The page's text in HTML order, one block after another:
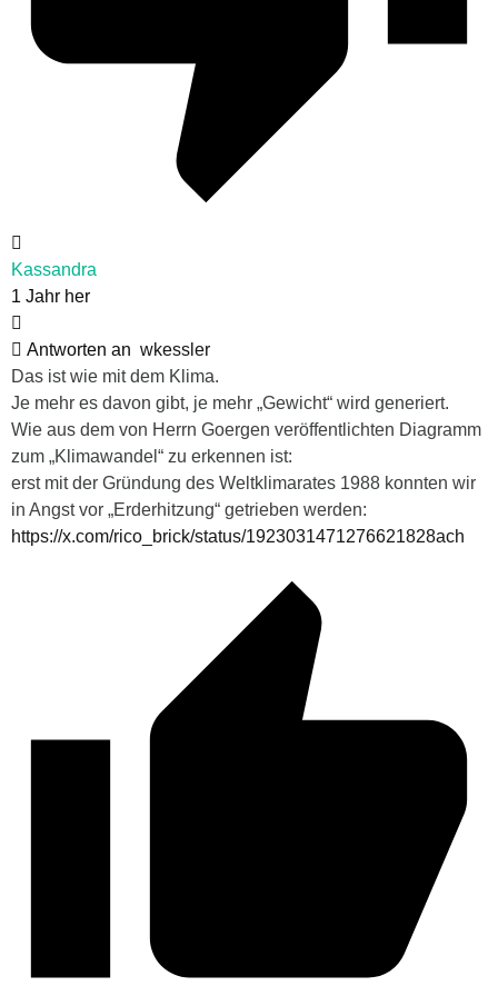
Kassandra
1 Jahr her
Antworten an wkessler
Das ist wie mit dem Klima.
Je mehr es davon gibt, je mehr „Gewicht“ wird generiert.
Wie aus dem von Herrn Goergen veröffentlichten Diagramm
zum „Klimawandel“ zu erkennen ist:
erst mit der Gründung des Weltklimarates 1988 konnten wir
in Angst vor „Erderhitzung“ getrieben werden:
https://x.com/rico_brick/status/1923031471276621828ach